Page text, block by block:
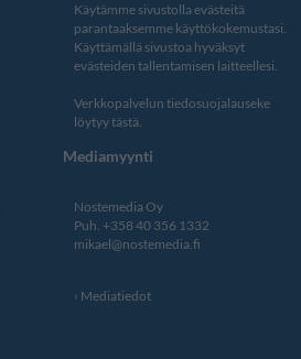
Käytämme sivustolla evästeitä
parantaaksemme käyttökokemustasi.
Käyttämällä sivustoa hyväksyt
evästeiden tallentamisen laitteellesi.
Verkkopalvelun tiedosuojalauseke
löytyy tästä.
Mediamyynti
Nostemedia Oy
Puh. +358 40 356 1332
mikael@nostemedia.fi
Mediatiedot